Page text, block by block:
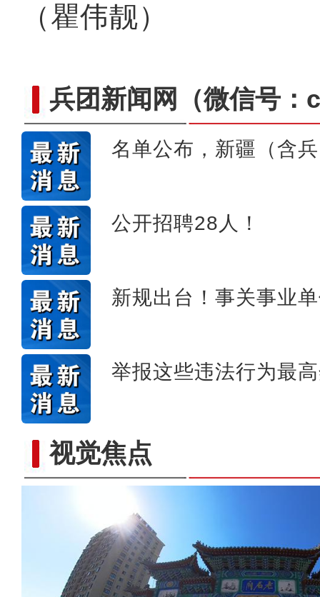
（瞿伟靓）
兵团新闻网 （微信号
名单公布，新疆（含
公开招聘28人！
新规出台！事关事业
举报这些违法行为最
视觉焦点“阿克苏好地方•旅游篇